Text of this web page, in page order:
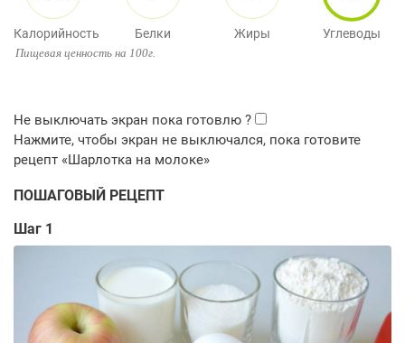
Калорийность Белки Жиры Углеводы
Пищевая ценность на 100г.
ПОШАГОВЫЙ РЕЦЕПТ
Шаг 1